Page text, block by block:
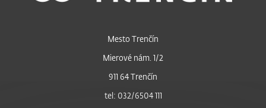
Mesto Trenčín
Mierové nám. 1/2
911 64 Trenčín
tel: 032/6504 111